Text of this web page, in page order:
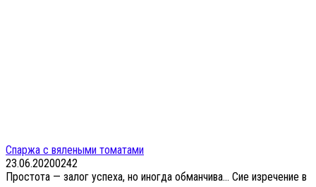
Спаржа с вялеными томатами
23.06.20200242
Простота — залог успеха, но иногда обманчива… Сие изречение в